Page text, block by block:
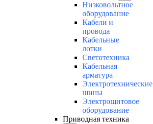
Низковольтное
оборудование
Кабели и
провода
Кабельные
лотки
Светотехника
Кабельная
арматура
Электротехнические
шины
Электрощитовое
оборудование
Приводная техника